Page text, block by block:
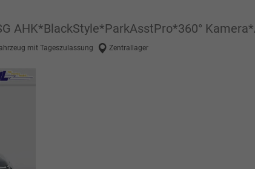
AHK*BlackStyle*ParkAsstPro*360°
mit Tageszulassung Zentrallager